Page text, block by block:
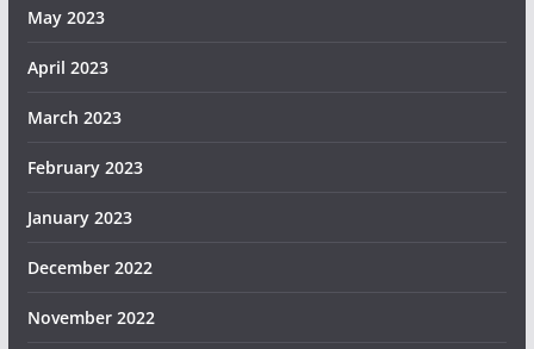
May 2023
April 2023
March 2023
February 2023
January 2023
December 2022
November 2022